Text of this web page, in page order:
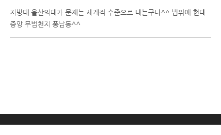
지방대 울산의대가 문제는 세계적 수준으로 내는구나^^ 법위에 현대
중앙 무법천지 풍납동^^